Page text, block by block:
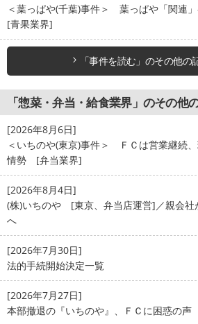
＜葉っぱや(千葉)事件＞ 葉っぱや「関連
[青果業界]
「事件を読む」のその他の
「惣菜・弁当・給食業界」のその他
[2026年8月6日]
＜いちのや(東京)事件＞ ＦＣは営業継続
情勢 [弁当業界]
[2026年8月4日]
(株)いちのや [東京、弁当店運営]／親会社
へ
[2026年7月30日]
法的手続開始決定一覧
[2026年7月27日]
本部撤退の『いちのや』、ＦＣに困惑の